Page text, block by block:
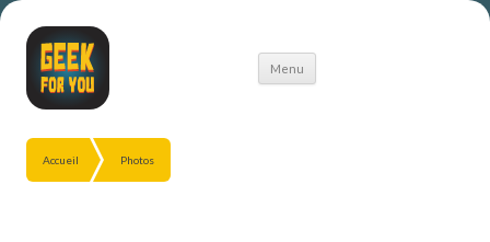
Menu
Aller
Accueil Photos